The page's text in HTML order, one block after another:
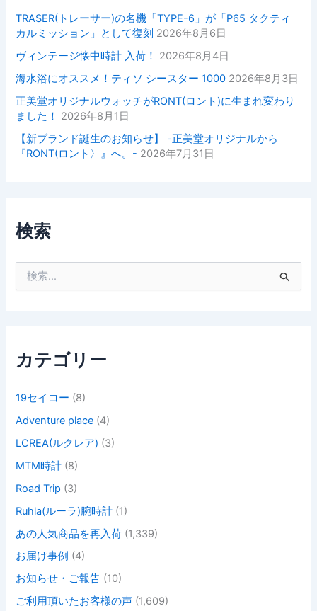
TRASER(トレーサー)の名機「TYPE-6」が「P65 タクティ
カルミッション」として復刻 2026年8月6日
ヴィンテージ懐中時計 入荷！
2026年8月4日
海水浴にオススメ！ティソ シースター 1000 2026年8月3日
正美堂オリジナルウォッチがRONT(ロント)に生まれ変わり
ました！
2026年8月1日
【新ブランド誕生のお知らせ】 -正美堂オリジナルから
『RONT(ロント〉』へ。- 2026年7月31日
検索
カテゴリー
19セイコー (8)
Adventure place (4)
LCREA(ルクレア) (3)
MTM時計 (8)
Road Trip (3)
Ruhla(ルーラ)腕時計 (1)
あの人気商品を再入荷 (1,339)
お届け事例 (4)
お知らせ・ご報告 (10)
ご利用頂いたお客様の声 (1,609)